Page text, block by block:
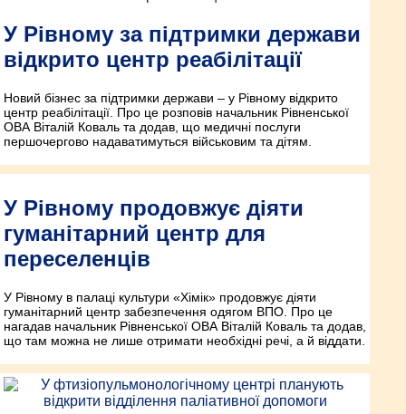
У Рівному за підтримки держави
відкрито центр реабілітації
Новий бізнес за підтримки держави – у Рівному відкрито
центр реабілітації. Про це розповів начальник Рівненської
ОВА Віталій Коваль та додав, що медичні послуги
першочергово надаватимуться військовим та дітям.
У Рівному продовжує діяти
гуманітарний центр для
переселенців
У Рівному в палаці культури «Хімік» продовжує діяти
гуманітарний центр забезпечення одягом ВПО. Про це
нагадав начальник Рівненської ОВА Віталій Коваль та додав,
що там можна не лише отримати необхідні речі, а й віддати.